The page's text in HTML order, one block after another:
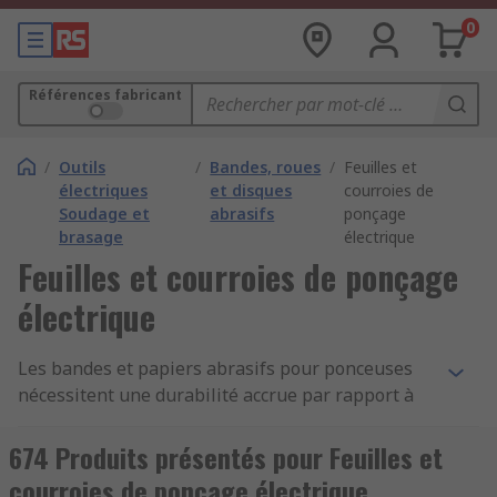
0
Références fabricant
/ Outils
électriques
Soudage et
brasage
/ Bandes, roues
et disques
abrasifs
/ Feuilles et
courroies de
ponçage
électrique
Feuilles et courroies de ponçage
électrique
Les bandes et papiers abrasifs pour ponceuses
nécessitent une durabilité accrue par rapport à
abrasif normal et sont fabriquées avec un
matériau de support capable de résister à cette
674 Produits présentés pour Feuilles et